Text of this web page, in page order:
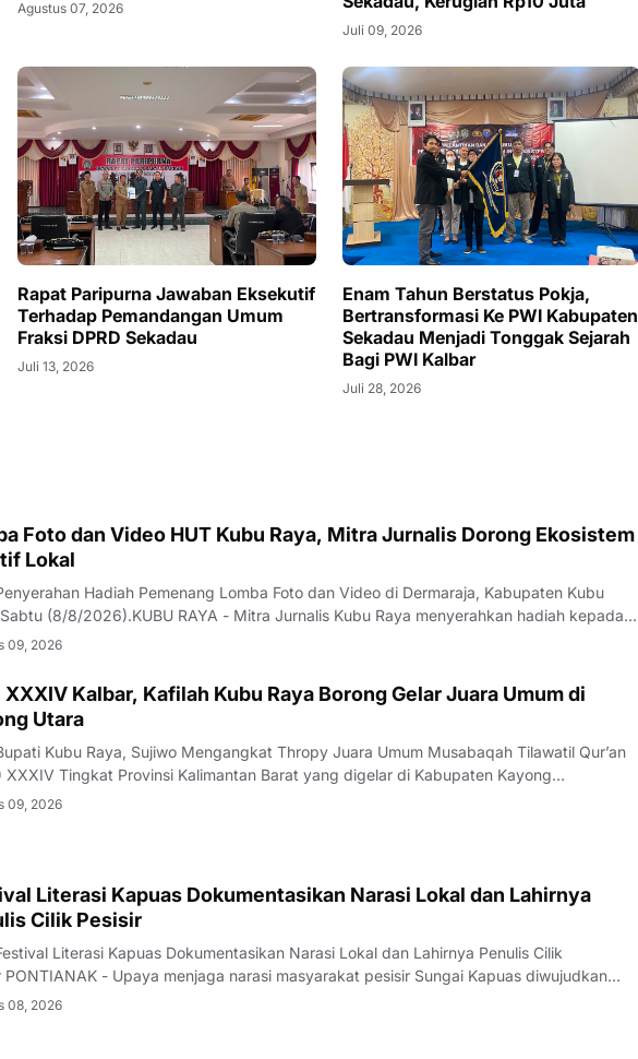
Agustus 07, 2026
Juli 09, 2026
Rapat Paripurna Jawaban Eksekutif
Terhadap Pemandangan Umum
Fraksi DPRD Sekadau
Juli 13, 2026
Enam Tahun Berstatus Pokja,
Bertransformasi Ke PWI Kabupaten
Sekadau Menjadi Tonggak Sejarah
Bagi PWI Kalbar
Juli 28, 2026
Foto dan Video HUT Kubu Raya, Mitra Jurnalis Dorong Ekosistem
Lokal
Hadiah Pemenang Lomba Foto dan Video di Dermaraja, Kabupaten Kubu
(8/8/2026).KUBU RAYA - Mitra Jurnalis Kubu Raya menyerahkan hadiah kepada
Lomba Foto dan Video dalam rangka memperingati Hari Ulang Tahun
09, 2026
XXXIV Kalbar, Kafilah Kubu Raya Borong Gelar Juara Umum di
Utara
Kubu Raya, Sujiwo Mengangkat Thropy Juara Umum Musabaqah Tilawatil Qur’an
XXXIV Tingkat Provinsi Kalimantan Barat yang digelar di Kabupaten Kayong
UTARA - Kafilah Kabupaten Kubu Raya berhasil meraih predikat Juara Umum
09, 2026
Literasi Kapuas Dokumentasikan Narasi Lokal dan Lahirnya
Cilik Pesisir
Literasi Kapuas Dokumentasikan Narasi Lokal dan Lahirnya Penulis Cilik
PONTIANAK - Upaya menjaga narasi masyarakat pesisir Sungai Kapuas diwujudkan
program Krida Kapuas Karya Antologi Pesisir: "Ungkapan Anak-Anak Sungai". Puncak
08, 2026